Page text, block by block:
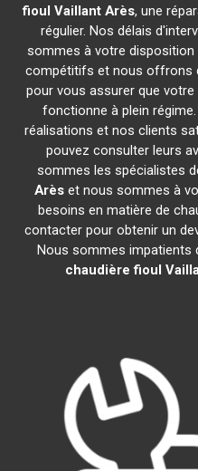
fioul Vaillant Arès, une
régulier. Nos délais
sommes à votre
compétitifs et nous offrons
pour vous assurer que votre
fonctionne à plein
réalisations et nos clients
pouvez consulter leurs
sommes les spécialistes
Arèset nous sommes à
besoins en matière de
contacter pour obtenir un
Nous sommes impatients
chaudière fioul